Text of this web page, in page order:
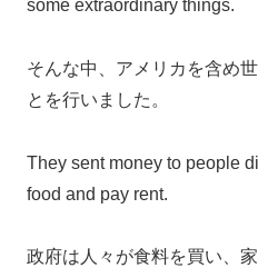
some extraordinary things.
そんな中、アメリカを含め
とを行いました。
They sent money to people
food and pay rent.
政府は人々が食料を買い、